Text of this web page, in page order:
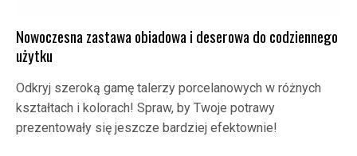
Nowoczesna zastawa obiadowa i deserowa do codziennego
użytku
Odkryj szeroką gamę talerzy porcelanowych w różnych
kształtach i kolorach! Spraw, by Twoje potrawy
prezentowały się jeszcze bardziej efektownie!